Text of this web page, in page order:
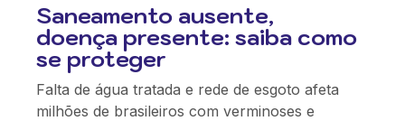
Saneamento ausente,
doença presente: saiba como
se proteger
Falta de água tratada e rede de esgoto afeta
milhões de brasileiros com verminoses e